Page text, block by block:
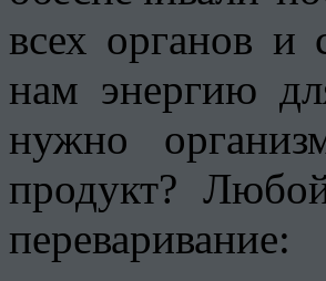
всех органов и
нам энергию
нужно
продукт?
переваривание: